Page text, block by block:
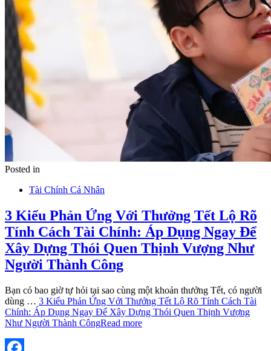
Posted in
Tài Chính Cá Nhân
3 Kiểu Phản Ứng Với Thưởng Tết Lộ Rõ
Tính Cách Tài Chính: Áp Dụng Ngay Để
Xây Dựng Thói Quen Thịnh Vượng Như
Người Thành Công
Bạn có bao giờ tự hỏi tại sao cùng một khoản thưởng Tết, có người
dùng … 3 Kiểu Phản Ứng Với Thưởng Tết Lộ Rõ Tính Cách Tài
Chính: Áp Dụng Ngay Để Xây Dựng Thói Quen Thịnh Vượng
Như Người Thành CôngRead more